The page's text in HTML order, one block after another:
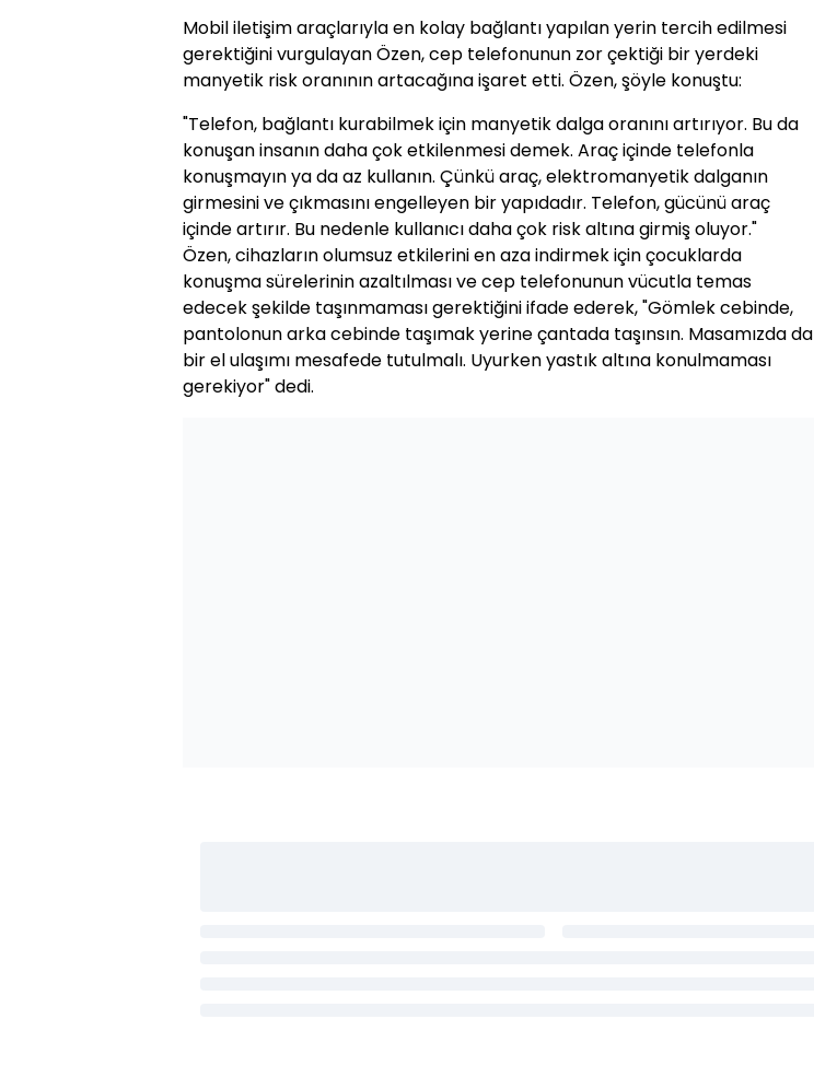
Mobil iletişim araçlarıyla en kolay bağlantı yapılan yerin tercih edilmesi
gerektiğini vurgulayan Özen, cep telefonunun zor çektiği bir yerdeki
manyetik risk oranının artacağına işaret etti. Özen, şöyle konuştu:
"Telefon, bağlantı kurabilmek için manyetik dalga oranını artırıyor. Bu da
konuşan insanın daha çok etkilenmesi demek. Araç içinde telefonla
konuşmayın ya da az kullanın. Çünkü araç, elektromanyetik dalganın
girmesini ve çıkmasını engelleyen bir yapıdadır. Telefon, gücünü araç
içinde artırır. Bu nedenle kullanıcı daha çok risk altına girmiş oluyor."
Özen, cihazların olumsuz etkilerini en aza indirmek için çocuklarda
konuşma sürelerinin azaltılması ve cep telefonunun vücutla temas
edecek şekilde taşınmaması gerektiğini ifade ederek, "Gömlek cebinde,
pantolonun arka cebinde taşımak yerine çantada taşınsın. Masamızda da
bir el ulaşımı mesafede tutulmalı. Uyurken yastık altına konulmaması
gerekiyor" dedi.